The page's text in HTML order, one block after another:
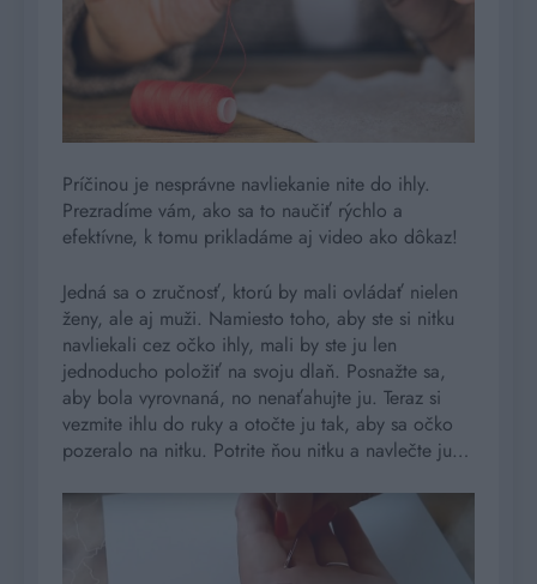
Príčinou je nesprávne navliekanie nite do ihly.
Prezradíme vám, ako sa to naučiť rýchlo a
efektívne, k tomu prikladáme aj video ako dôkaz!
Jedná sa o zručnosť, ktorú by mali ovládať nielen
ženy, ale aj muži. Namiesto toho, aby ste si nitku
navliekali cez očko ihly, mali by ste ju len
jednoducho položiť na svoju dlaň. Posnažte sa,
aby bola vyrovnaná, no nenaťahujte ju. Teraz si
vezmite ihlu do ruky a otočte ju tak, aby sa očko
pozeralo na nitku. Potrite ňou nitku a navlečte ju…